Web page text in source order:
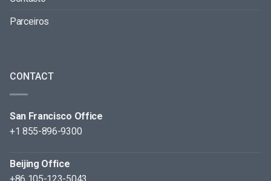
Parceiros
CONTACT
San Francisco Office
+1 855-896-9300
Beijing Office